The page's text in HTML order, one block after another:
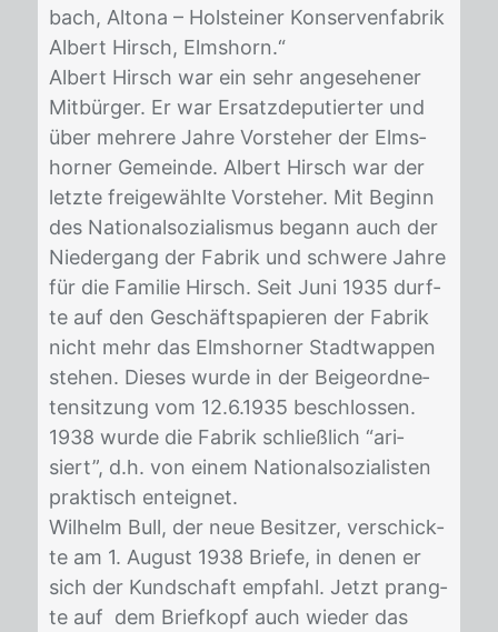
bach, Al­to­na – Hol­stei­ner Kon­ser­ven­fa­brik
Al­bert Hirsch, Elms­horn.“
Al­bert Hirsch war ein sehr an­ge­se­he­ner
Mit­bür­ger. Er war Er­satz­de­pu­tier­ter und
über meh­re­re Jah­re Vor­ste­her der Elms­
hor­ner Ge­mein­de. Al­bert Hirsch war der
letz­te frei­ge­wähl­te Vor­ste­her. Mit Be­ginn
des Na­tio­nal­so­zia­lis­mus be­gann auch der
Nie­der­gang der Fa­brik und schwe­re Jah­re
für die Fa­mi­lie Hirsch. Seit Juni 1935 durf­
te auf den Ge­schäfts­pa­pie­ren der Fa­brik
nicht mehr das Elms­hor­ner Stadt­wap­pen
ste­hen. Die­ses wur­de in der Bei­ge­ord­ne­
ten­sit­zung vom 12.6.1935 be­schlos­sen.
1938 wur­de die Fa­brik schließ­lich “ari­
siert”, d.h. von ei­nem Na­tio­nal­so­zia­lis­ten
prak­tisch ent­eig­net.
Wil­helm Bull, der neue Be­sit­zer, ver­schick­
te am 1. Au­gust 1938 Brie­fe, in de­nen er
sich der Kund­schaft emp­fahl. Jetzt prang­
te auf dem Brief­kopf auch wie­der das